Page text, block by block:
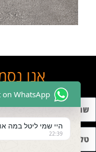
אנו
השאר
on WhatsApp
היי שמי ליטל במה
22:39